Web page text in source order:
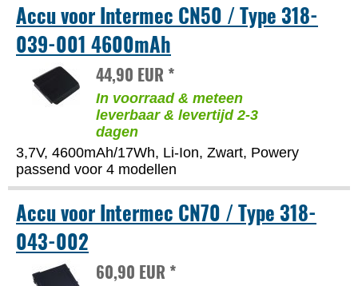
Accu voor Intermec CN50 / Type 318-
039-001 4600mAh
44,90 EUR *
In voorraad & meteen
leverbaar & levertijd 2-3
dagen
3,7V, 4600mAh/17Wh, Li-Ion, Zwart, Powery
passend voor 4 modellen
Accu voor Intermec CN70 / Type 318-
043-002
60,90 EUR *